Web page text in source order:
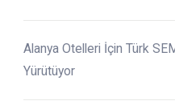
Alanya Otelleri İçin Türk
Yürütüyor